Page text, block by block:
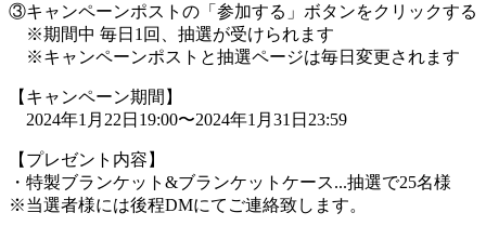
③キャンペーンポストの「参加する」ボタンをクリックする
※期間中 毎日1回、抽選が受けられます
※キャンペーンポストと抽選ページは毎日変更されます
【キャンペーン期間】
2024年1月22日19:00〜2024年1月31日23:59
【プレゼント内容】
・特製ブランケット&ブランケットケース...抽選で25名様
※当選者様には後程DMにてご連絡致します。